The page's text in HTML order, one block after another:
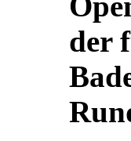
der